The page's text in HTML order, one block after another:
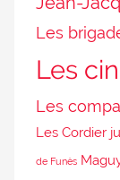
Les
Les
Les
Les Cordier
de Funès